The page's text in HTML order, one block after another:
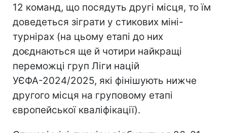
12 команд, що посядуть другі місця, то їм
доведеться зіграти у стикових міні-
турнірах (на цьому етапі до них
доєднаються ще й чотири найкращі
переможці груп Ліги націй
УЄФА-2024/2025, які фінішують нижче
другого місця на груповому етапі
європейської кваліфікації).